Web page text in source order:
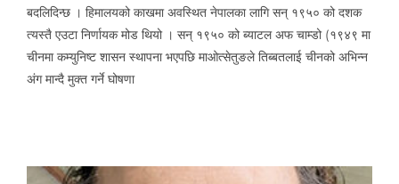
बदलिदिन्छ । हिमालयको काखमा अवस्थित नेपालका लागि सन् १९५० को दशक
त्यस्तै एउटा निर्णायक मोड थियो । सन् १९५० को ब्याटल अफ चाम्डो (१९४९ मा
चीनमा कम्युनिष्ट शासन स्थापना भएपछि माओत्सेतुङले तिब्बतलाई चीनको अभिन्न
अंग मान्दै मुक्त गर्ने घोषणा